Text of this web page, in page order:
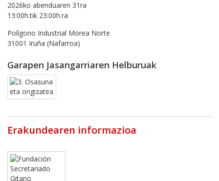
2026ko abenduaren 31ra
13:00h.tik 23:00h.ra
Polígono Industrial Morea Norte
31001 Iruña (Nafarroa)
Garapen Jasangarriaren Helburuak
Erakundearen informazioa